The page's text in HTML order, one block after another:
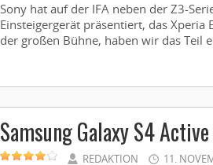
Sony hat auf der IFA neben der Z3-
Einsteigergerät präsentiert, das
der großen Bühne, haben wir das Teil
Samsung Galaxy S4 Active
REDAKTION 11.